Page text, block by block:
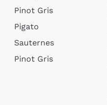
Pinot Gris
Pigato
Sauternes
Pinot Gris